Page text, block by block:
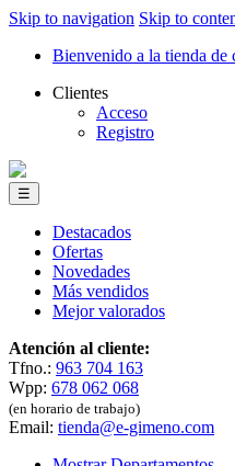
Skip to navigation Skip to
Bienvenido a la tienda de
Clientes
Acceso
Registro
☰
Destacados
Ofertas
Novedades
Más vendidos
Mejor valorados
Atención al cliente:
Tfno.: 963 704 163
Wpp: 678 062 068
(en horario de trabajo)
Email: tienda@e-gimeno.com